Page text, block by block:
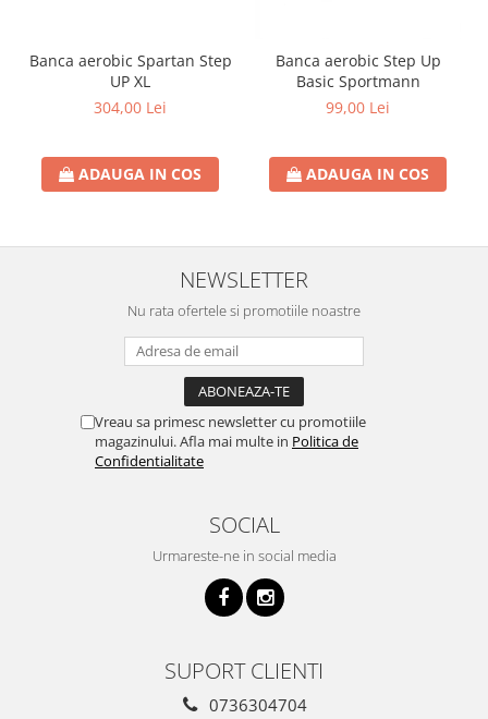
Banca aerobic Spartan Step
UP XL
304,00 Lei
ADAUGA IN COS
Banca aerobic Step Up
Basic Sportmann
99,00 Lei
ADAUGA IN COS
NEWSLETTER
Nu rata ofertele si promotiile noastre
Vreau sa primesc newsletter cu promotiile
magazinului. Afla mai multe in Politica de
Confidentialitate
SOCIAL
Urmareste-ne in social media
SUPORT CLIENTI
0736304704